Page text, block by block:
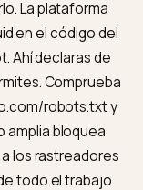
completa,
que escribes
que cubre una
, con reglas
el archivo.
cada bot y